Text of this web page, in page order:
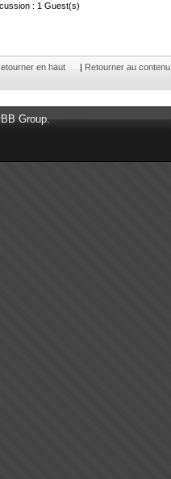
: 1 Guest(s)
en haut | Retourner au contenu
Group.